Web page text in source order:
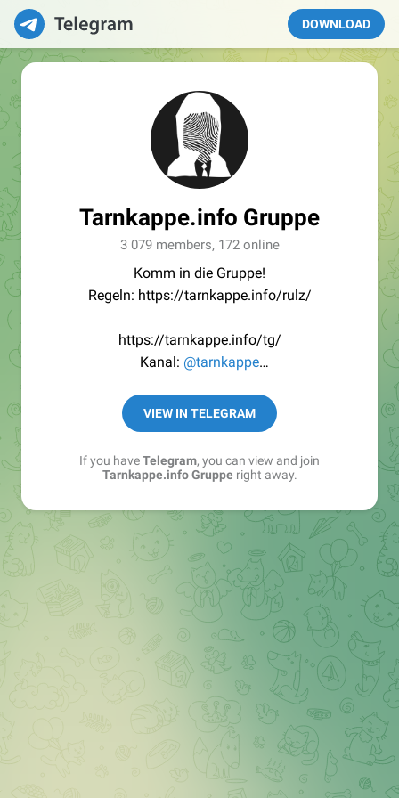
DOWNLOAD
Tarnkappe.info Gruppe
3 079 members, 172 online
Komm in die Gruppe!
Regeln: https://tarnkappe.info/rulz/
https://tarnkappe.info/tg/
Kanal: @tarnkappe
Best of:@bestoftarnkappe
Kochen: https://t.me/+WSW5F1VcmhliMjk6
VIEW IN TELEGRAM
If you haveTelegram, you can view and join
Tarnkappe.info Grupperight away.